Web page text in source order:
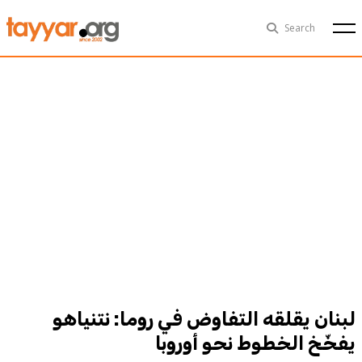
Search
Thu, Aug 6th 29°C
لبنان يقلقه التفاوض في روما: نتنياهو
يفخّخ الخطوط نحو أوروبا